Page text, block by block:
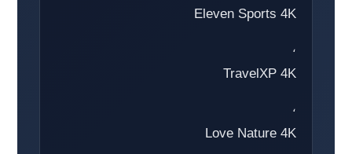
Eleven Sports 4K
،
TravelXP 4K
،
Love Nature 4K